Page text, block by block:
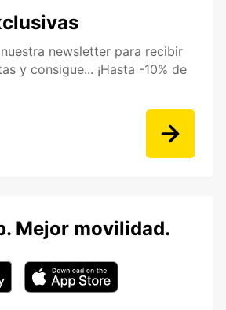
newsletter para recibir
y consigue... ¡Hasta -10% de
Mejor movilidad.